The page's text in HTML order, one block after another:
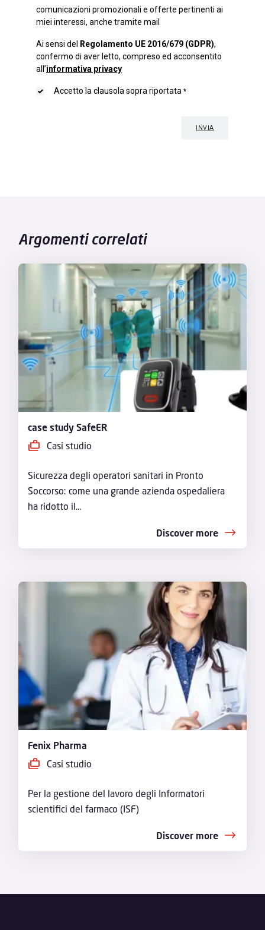
Argomenti correlati
case study SafeER
Casi studio
Sicurezza degli operatori sanitari in Pronto
Soccorso: come una grande azienda ospedaliera
ha ridotto il...
Discover more
Fenix Pharma
Casi studio
Per la gestione del lavoro degli Informatori
scientifici del farmaco (ISF)
Discover more